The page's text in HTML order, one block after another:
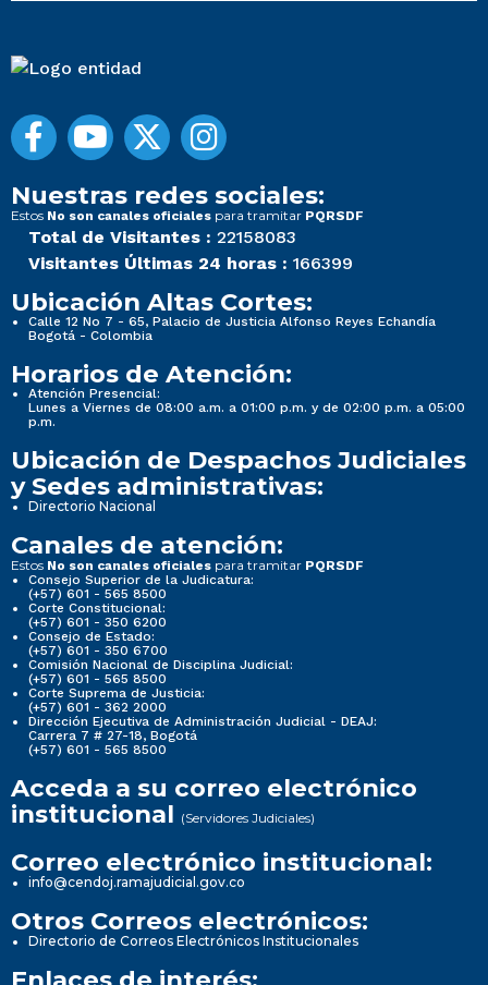
Nuestras redes sociales:
Estos No son canales oficiales para tramitar PQRSDF
Total de Visitantes : 22158083
Visitantes Últimas 24 horas : 166399
Ubicación Altas Cortes:
Calle 12 No 7 - 65, Palacio de Justicia Alfonso Reyes Echandía
Bogotá - Colombia
Horarios de Atención:
Atención Presencial:
Lunes a Viernes de 08:00 a.m. a 01:00 p.m. y de 02:00 p.m. a 05:00
p.m.
Ubicación de Despachos Judiciales
y Sedes administrativas:
Directorio Nacional
Canales de atención:
Estos No son canales oficiales para tramitar PQRSDF
Consejo Superior de la Judicatura:
(+57) 601 - 565 8500
Corte Constitucional:
(+57) 601 - 350 6200
Consejo de Estado:
(+57) 601 - 350 6700
Comisión Nacional de Disciplina Judicial:
(+57) 601 - 565 8500
Corte Suprema de Justicia:
(+57) 601 - 362 2000
Dirección Ejecutiva de Administración Judicial - DEAJ:
Carrera 7 # 27-18, Bogotá
(+57) 601 - 565 8500
Acceda a su correo electrónico
institucional (Servidores Judiciales)
Correo electrónico institucional:
info@cendoj.ramajudicial.gov.co
Otros Correos electrónicos:
Directorio de Correos Electrónicos Institucionales